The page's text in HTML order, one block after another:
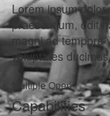
Lorem ipsum
praesentium, odit
magni ad tempora
voluptates
Multiple Open
Capabilities